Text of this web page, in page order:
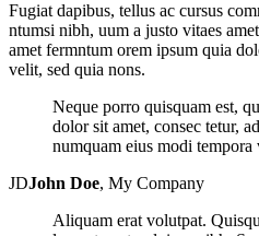
Fugiat dapibus, tellus ac cursus
ntumsi nibh, uum a justo vitaes
amet fermntum orem ipsum quia
velit, sed quia nons.
Neque porro quisquam est,
dolor sit amet, consec tetur,
numquam eius modi tempora
JDJohn Doe, My Company
Aliquam erat volutpat.